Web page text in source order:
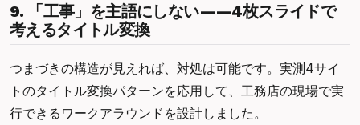
9. 「工事」を主語にしない——4枚スライドで
考えるタイトル変換
つまづきの構造が見えれば、対処は可能です。実測4サイ
トのタイトル変換パターンを応用して、工務店の現場で実
行できるワークアラウンドを設計しました。